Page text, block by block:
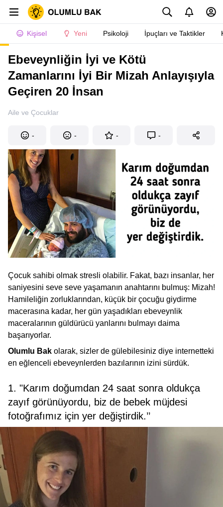
Kişisel Yeni Psikoloji İpuçları ve Taktikler
Ebeveynliğin İyi ve Kötü
Zamanlarını İyi Bir Mizah Anlayışıyla
Geçiren 20 İnsan
Aile ve Çocuklar
- - - -
Çocuk sahibi olmak stresli olabilir. Fakat, bazı insanlar, her
saniyesini seve seve yaşamanın anahtarını bulmuş: Mizah!
Hamileliğin zorluklarından, küçük bir çocuğu giydirme
macerasına kadar, her gün yaşadıkları ebeveynlik
maceralarının güldürücü yanlarını bulmayı daima
başarıyorlar.
Olumlu Bak olarak, sizler de gülebilesiniz diye internetteki
en eğlenceli ebeveynlerden bazılarının izini sürdük.
1. "Karım doğumdan 24 saat sonra oldukça
zayıf görünüyordu, biz de bebek müjdesi
fotoğrafımız için yer değiştirdik.’’